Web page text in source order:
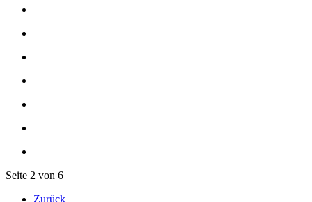
Seite 2 von 6
Zurück